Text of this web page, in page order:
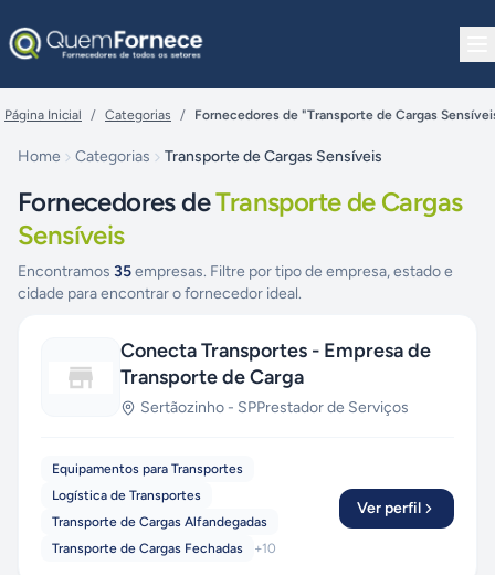
Página Inicial / Categorias / Fornecedores de "Transporte de Cargas
Home Categorias Transporte de Cargas Sensíveis
Fornecedores deTransporte de Cargas
Sensíveis
Encontramos 35empresas. Filtre por tipo de empresa, estado e
cidade para encontrar o fornecedor ideal.
Conecta Transportes - Empresa de
Transporte de Carga
Sertãozinho - SPPrestador de Serviços
Equipamentos para Transportes
Logística de Transportes
Transporte de Cargas Alfandegadas
Transporte de Cargas Fechadas
+10
Ver perfil